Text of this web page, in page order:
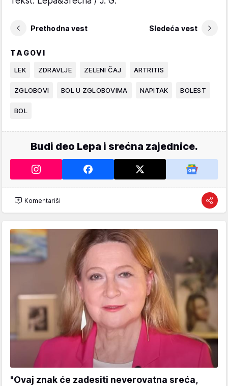
Prethodna vest Sledeća vest
TAGOVI
LEK ZDRAVLJE ZELENI ČAJ ARTRITIS
ZGLOBOVI BOL U ZGLOBOVIMA NAPITAK BOLEST
BOL
Budi deo Lepa i srećna zajednice.
Komentariši
"Ovaj znak će zadesiti neverovatna sreća,